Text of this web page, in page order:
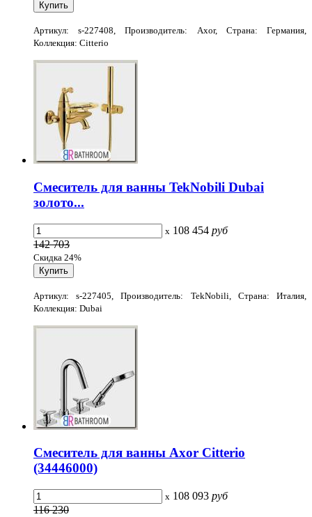
Артикул: s-227408, Производитель: Axor, Страна: Германия,
Коллекция: Citterio
Смеситель для ванны TekNobili Dubai
золото...
x 108 454 руб
142 703
Скидка 24%
Артикул: s-227405, Производитель: TekNobili, Страна: Италия,
Коллекция: Dubai
Смеситель для ванны Axor Citterio
(34446000)
x 108 093 руб
116 230